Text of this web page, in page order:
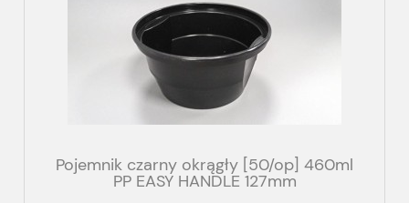
Pojemnik czarny okrągły [50/op] 460ml
PP EASY HANDLE 127mm